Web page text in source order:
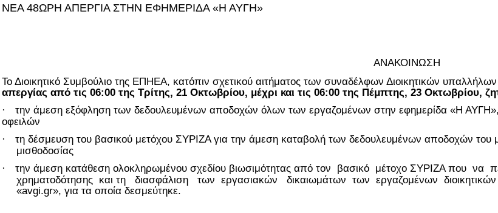
ΝΕΑ 48ΩΡΗ ΑΠΕΡΓΙΑ ΣΤΗΝ ΕΦΗΜΕΡΙΔΑ «Η ΑΥΓΗ»
ΑΝΑΚΟΙΝΩΣΗ
Το Διοικητικό Συμβούλιο της ΕΠΗΕΑ, κατόπιν σχετικού αιτήματος των συναδέλφων Διοικητικών
απεργίας από τις 06:00 της Τρίτης, 21 Οκτωβρίου, μέχρι και τις 06:00 της Πέμπτης, 23 Οκτωβρίου,
·
την άμεση εξόφληση των δεδουλευμένων αποδοχών όλων των εργαζομένων στην εφημερίδα «Η
οφειλών
·
τη δέσμευση του βασικού μετόχου ΣΥΡΙΖΑ για την άμεση καταβολή των δεδουλευμένων αποδοχών
μισθοδοσίας
·
την άμεση κατάθεση ολοκληρωμένου σχεδίου βιωσιμότητας από τον βασικό μέτοχο ΣΥΡΙΖΑ που να
χρηματοδότησης και τη διασφάλιση των εργασιακών δικαιωμάτων των εργαζομένων
«avgi.gr», για τα οποία δεσμεύτηκε.